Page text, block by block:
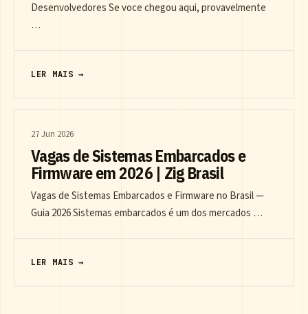
Desenvolvedores Se voce chegou aqui, provavelmente
…
LER MAIS →
27 Jun 2026
Vagas de Sistemas Embarcados e
Firmware em 2026 | Zig Brasil
Vagas de Sistemas Embarcados e Firmware no Brasil —
Guia 2026 Sistemas embarcados é um dos mercados …
LER MAIS →